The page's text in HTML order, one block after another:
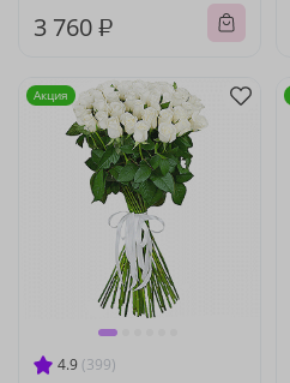
3 760 ₽
4.9 (399)
Акция